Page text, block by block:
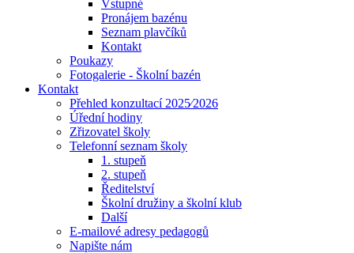
Vstupné
Pronájem bazénu
Seznam plavčíků
Kontakt
Poukazy
Fotogalerie - Školní bazén
Kontakt
Přehled konzultací 2025⁄2026
Úřední hodiny
Zřizovatel školy
Telefonní seznam školy
1. stupeň
2. stupeň
Ředitelství
Školní družiny a školní klub
Další
E-mailové adresy pedagogů
Napište nám